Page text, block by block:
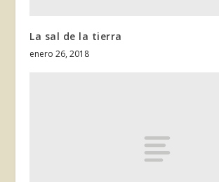
La sal de la tierra
enero 26, 2018